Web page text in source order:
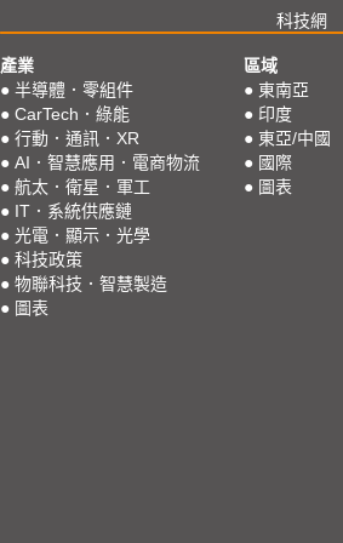
科技網
產業
● 半導體．零組件
● CarTech．綠能
● 行動．通訊．XR
● AI．智慧應用．電商物流
● 航太．衛星．軍工
● IT．系統供應鏈
● 光電．顯示．光學
● 科技政策
● 物聯科技．智慧製造
● 圖表
區域
● 東南亞
● 印度
● 東亞/中國
● 國際
● 圖表